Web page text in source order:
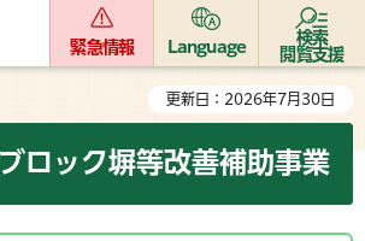
緊急情報 Language
検索
閲覧支援
更新日：2026年7月30日
ロック塀等改善補助事業